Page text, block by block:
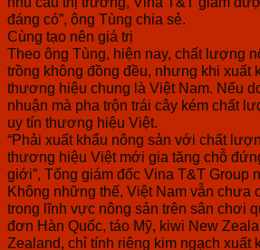
đáng có”, ông Tùng chia sẻ.
Cùng tạo nên giá trị
Theo ông Tùng, hiện nay, chất lượng
trồng không đồng đều, nhưng khi xuất
thương hiệu chung là Việt Nam. Nếu
nhuận mà pha trộn trái cây kém chất
uy tín thương hiệu Việt.
“Phải xuất khẩu nông sản với chất
thương hiệu Việt mới gia tăng chỗ
giới”, Tổng giám đốc Vina T&T Group
Không những thế, Việt Nam vẫn chưa
trong lĩnh vực nông sản trên sân chơi
đơn Hàn Quốc, táo Mỹ, kiwi New
Zealand, chỉ tính riêng kim ngạch xuất